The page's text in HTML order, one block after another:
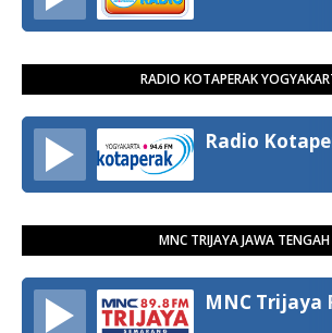
RADIO KOTAPERAK
Radio
MNC TRIJAYA JAWA TENGAH